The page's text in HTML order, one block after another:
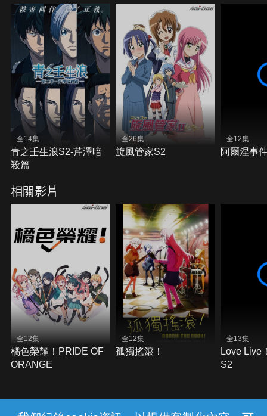
全14集
青之壬生浪S2-芹澤暗
殺篇
全26集
旋風管家S2
全12集
阿爾涅事
相關影片
全12集
橘色榮耀！PRIDE OF
ORANGE
全12集
孤獨搖滾！
全13集
Love Live
S2